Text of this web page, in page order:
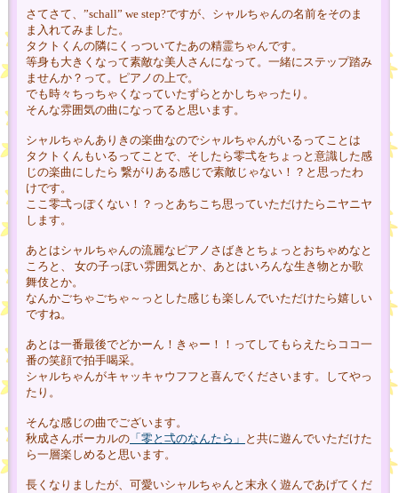
さてさて、”schall” we step?ですが、シャルちゃんの名前をそのま
ま入れてみました。
タクトくんの隣にくっついてたあの精霊ちゃんです。
等身も大きくなって素敵な美人さんになって。一緒にステップ踏み
ませんか？って。ピアノの上で。
でも時々ちっちゃくなっていたずらとかしちゃったり。
そんな雰囲気の曲になってると思います。
シャルちゃんありきの楽曲なのでシャルちゃんがいるってことは
タクトくんもいるってことで、そしたら零弌をちょっと意識した感
じの楽曲にしたら 繋がりある感じで素敵じゃない！？と思ったわ
けです。
ここ零弌っぽくない！？っとあちこち思っていただけたらニヤニヤ
します。
あとはシャルちゃんの流麗なピアノさばきとちょっとおちゃめなと
ころと、 女の子っぽい雰囲気とか、あとはいろんな生き物とか歌
舞伎とか。
なんかごちゃごちゃ～っとした感じも楽しんでいただけたら嬉しい
ですね。
あとは一番最後でどかーん！きゃー！！ってしてもらえたらココ一
番の笑顔で拍手喝采。
シャルちゃんがキャッキャウフフと喜んでくださいます。してやっ
たり。
そんな感じの曲でございます。
秋成さんボーカルの「零と弌のなんたら」 と共に遊んでいただけた
ら一層楽しめると思います。
長くなりましたが、可愛いシャルちゃんと末永く遊んであげてくだ